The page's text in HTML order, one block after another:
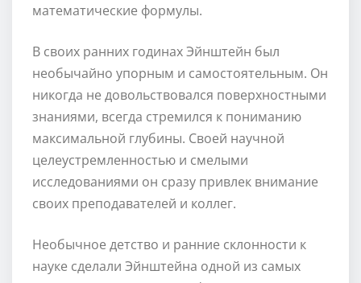
математические формулы.
В своих ранних годинах Эйнштейн был
необычайно упорным и самостоятельным. Он
никогда не довольствовался поверхностными
знаниями, всегда стремился к пониманию
максимальной глубины. Своей научной
целеустремленностью и смелыми
исследованиями он сразу привлек внимание
своих преподавателей и коллег.
Необычное детство и ранние склонности к
науке сделали Эйнштейна одной из самых